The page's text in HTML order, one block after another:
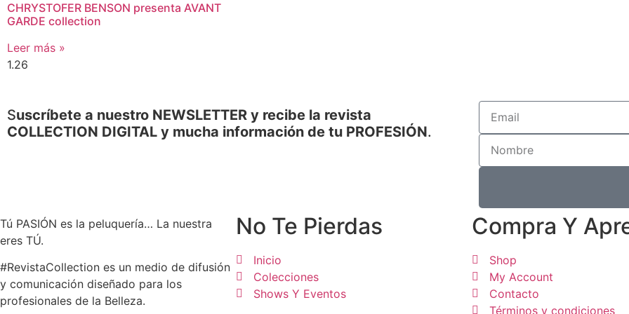
CHRYSTOFER BENSON presenta AVANT
GARDE collection
Leer más »
Suscríbete a nuestro NEWSLETTER y recibe la revista
COLLECTION DIGITAL y mucha información de tu PROFESIÓN.
Tú PASIÓN es la peluquería… La nuestra
eres TÚ.
#RevistaCollection es un medio de difusión
y comunicación diseñado para los
profesionales de la Belleza.
No Te Pierdas
Inicio
Colecciones
Shows Y Eventos
Compra Y
Shop
My Account
Contacto
Términos y condiciones